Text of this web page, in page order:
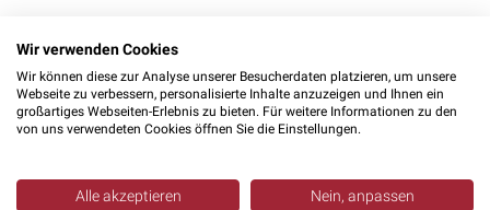
Maschinenbau ab. Wir planen
fertigenBaugruppenkonstruktionen, entwickeln Varianten
und führenAnpassungskonstruktionendurch. Müssen
werden, setzen wir die Änderungen schnell und präzise
Wir verwenden Cookies
Wir können diese zur Analyse unserer Besucherdaten platzieren, um unsere
Webseite zu verbessern, personalisierte Inhalte anzuzeigen und Ihnen ein
großartiges Webseiten-Erlebnis zu bieten. Für weitere Informationen zu den
von uns verwendeten Cookies öffnen Sie die Einstellungen.
Alle akzeptieren Nein, anpassen